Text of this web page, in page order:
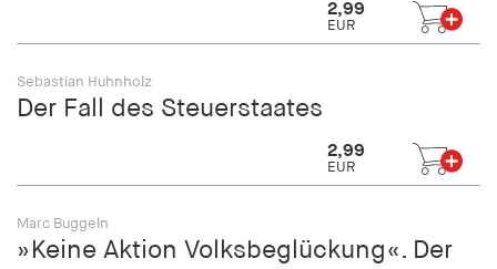
2,99
EUR
Sebastian Huhnholz
Der Fall des Steuerstaates
2,99
EUR
Marc Buggeln
»Keine Aktion Volksbeglückung«. Der